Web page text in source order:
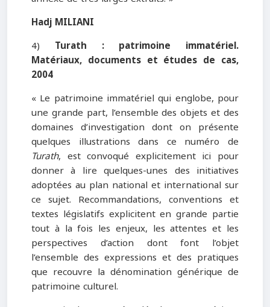
Hadj MILIANI
4) Turath : patrimoine immatériel.
Matériaux, documents et études de cas,
2004
« Le patrimoine immatériel qui englobe, pour
une grande part, l’ensemble des objets et des
domaines d’investigation dont on présente
quelques illustrations dans ce numéro de
Turath, est convoqué explicitement ici pour
donner à lire quelques-unes des initiatives
adoptées au plan national et international sur
ce sujet. Recommandations, conventions et
textes législatifs explicitent en grande partie
tout à la fois les enjeux, les attentes et les
perspectives d’action dont font l’objet
l’ensemble des expressions et des pratiques
que recouvre la dénomination générique de
patrimoine culturel.